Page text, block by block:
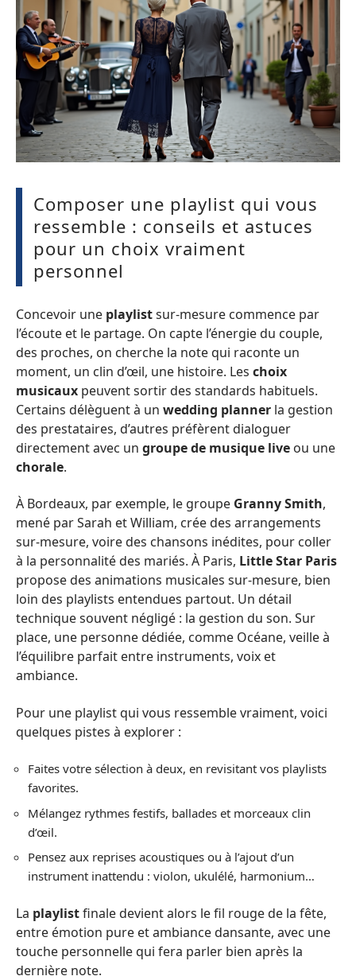
Composer une playlist qui vous
ressemble : conseils et astuces
pour un choix vraiment
personnel
Concevoir une playlistsur-mesure commence par
l’écoute et le partage. On capte l’énergie du couple,
des proches, on cherche la note qui raconte un
moment, un clin d’œil, une histoire. Les choix
musicaux peuvent sortir des standards habituels.
Certains délèguent à un wedding planner la gestion
des prestataires, d’autres préfèrent dialoguer
directement avec un groupe de musique live ou une
chorale.
À Bordeaux, par exemple, le groupe Granny Smith,
mené par Sarah et William, crée des arrangements
sur-mesure, voire des chansons inédites, pour coller
à la personnalité des mariés. À Paris, Little Star Paris
propose des animations musicales sur-mesure, bien
loin des playlists entendues partout. Un détail
technique souvent négligé : la gestion du son. Sur
place, une personne dédiée, comme Océane, veille à
l’équilibre parfait entre instruments, voix et
ambiance.
Pour une playlist qui vous ressemble vraiment, voici
quelques pistes à explorer :
Faites votre sélection à deux, en revisitant vos playlists
favorites.
Mélangez rythmes festifs, ballades et morceaux clin
d’œil.
Pensez aux reprises acoustiques ou à l’ajout d’un
instrument inattendu : violon, ukulélé, harmonium…
La playlistfinale devient alors le fil rouge de la fête,
entre émotion pure et ambiance dansante, avec une
touche personnelle qui fera parler bien après la
dernière note.